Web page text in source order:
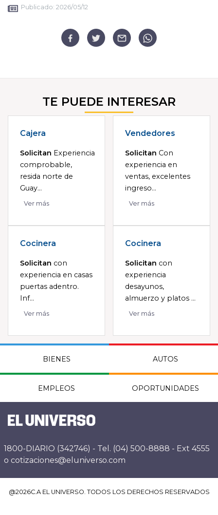
Publicado: 2026/05/12
TE PUEDE INTERESAR
Cajera
Solicitan Experiencia
comprobable,
resida norte de
Guay...
Ver más
Vendedores
Solicitan Con
experiencia en
ventas, excelentes
ingreso...
Ver más
Cocinera
Solicitan con
experiencia en casas
puertas adentro.
Inf...
Ver más
Cocinera
Solicitan con
experiencia
desayunos,
almuerzo y platos ...
Ver más
BIENES AUTOS
EMPLEOS OPORTUNIDADES
1800-DIARIO (342746) - Tel. (04) 500-8888 - Ext 4555
o cotizaciones@eluniverso.com
@2026C.A EL UNIVERSO. TODOS LOS DERECHOS RESERVADOS